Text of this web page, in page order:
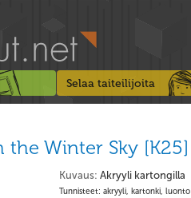
Selaa taiteilijoita
the Winter Sky [K25]
Kuvaus: Akryyli kartongilla
Tunnisteet: akryyli, kartonki, luonto